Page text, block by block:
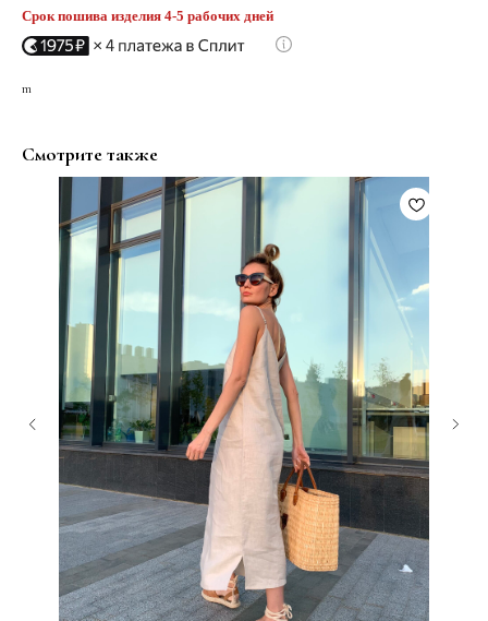
Срок пошива изделия 4-5 рабочих дней
m
Смотрите также